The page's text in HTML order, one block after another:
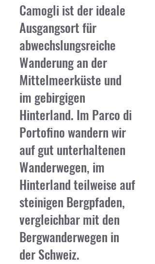
Camogli ist der ideale
Ausgangsort für
abwechslungsreiche
Wanderung an der
Mittelmeerküste und
im gebirgigen
Hinterland. Im Parco di
Portofino wandern wir
auf gut unterhaltenen
Wanderwegen, im
Hinterland teilweise auf
steinigen Bergpfaden,
vergleichbar mit den
Bergwanderwegen in
der Schweiz.